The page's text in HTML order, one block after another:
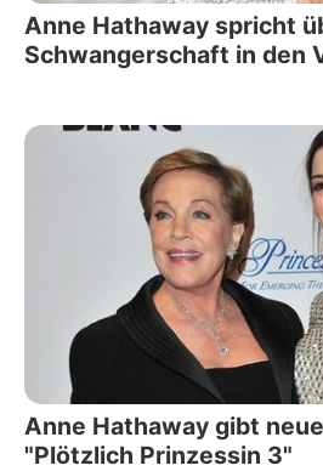
Anne Hathaway spricht
Schwangerschaft in den
Anne Hathaway gibt
"Plötzlich Prinzessin 3"